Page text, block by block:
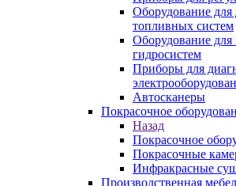
Оборудование для
топливных систем
Оборудование
гидросистем
Приборы для
Автосканеры
Покрасочное
Назад
Покрасочное
Покрасочные
Инфракрасные
Производственная